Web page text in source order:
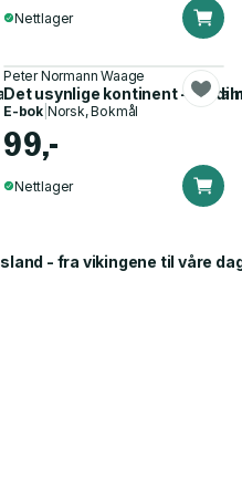
Nettlager
om islam og Europa med
Peter Normann Waage
Det usynlige kontinent -
E-bok Norsk, Bokmål
99,-
Nettlager
- fra vikingene til våre